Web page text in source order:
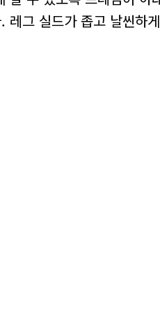
레그 실드가 좁고 날씬하